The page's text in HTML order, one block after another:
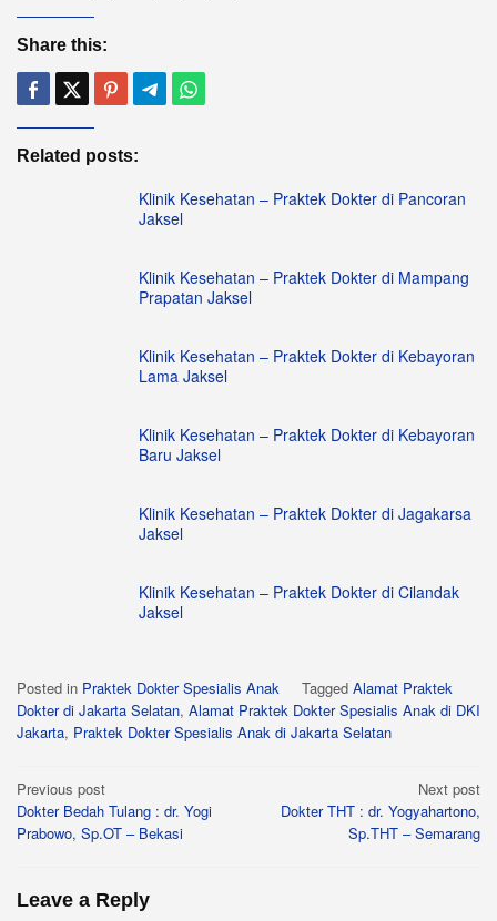
Share this:
Related posts:
Klinik Kesehatan – Praktek Dokter di Pancoran
Jaksel
Klinik Kesehatan – Praktek Dokter di Mampang
Prapatan Jaksel
Klinik Kesehatan – Praktek Dokter di Kebayoran
Lama Jaksel
Klinik Kesehatan – Praktek Dokter di Kebayoran
Baru Jaksel
Klinik Kesehatan – Praktek Dokter di Jagakarsa
Jaksel
Klinik Kesehatan – Praktek Dokter di Cilandak
Jaksel
Posted in Praktek Dokter Spesialis Anak Tagged Alamat Praktek
Dokter di Jakarta Selatan, Alamat Praktek Dokter Spesialis Anak di DKI
Jakarta, Praktek Dokter Spesialis Anak di Jakarta Selatan
Post
navigation
Previous post
Dokter Bedah Tulang : dr. Yogi
Prabowo, Sp.OT – Bekasi
Next post
Dokter THT : dr. Yogyahartono,
Sp.THT – Semarang
Leave a Reply